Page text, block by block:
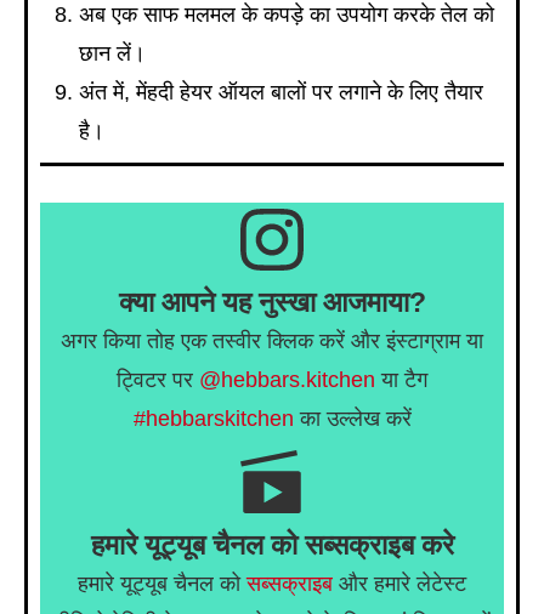
अब एक साफ मलमल के कपड़े का उपयोग करके तेल को
छान लें।
अंत में, मेंहदी हेयर ऑयल बालों पर लगाने के लिए तैयार
है।
क्या आपने यह नुस्खा आजमाया?
अगर किया तोह एक तस्वीर क्लिक करें और इंस्टाग्राम या
ट्विटर पर @hebbars.kitchen या टैग
#hebbarskitchen का उल्लेख करें
हमारे यूट्यूब चैनल को सब्सक्राइब करे
हमारे यूट्यूब चैनल कोसब्सक्राइब और हमारे लेटेस्ट